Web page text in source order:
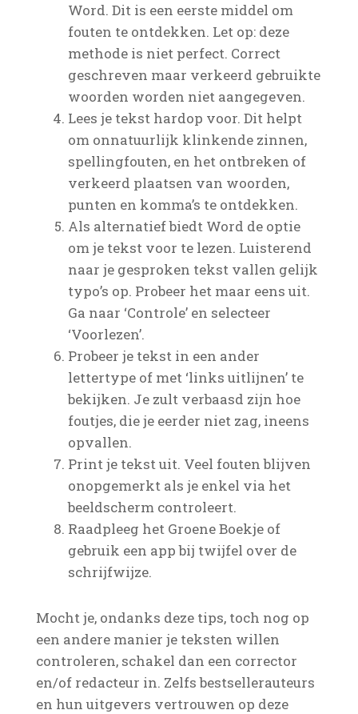
Word. Dit is een eerste middel om
fouten te ontdekken. Let op: deze
methode is niet perfect. Correct
geschreven maar verkeerd gebruikte
woorden worden niet aangegeven.
Lees je tekst hardop voor. Dit helpt
om onnatuurlijk klinkende zinnen,
spellingfouten, en het ontbreken of
verkeerd plaatsen van woorden,
punten en komma’s te ontdekken.
Als alternatief biedt Word de optie
om je tekst voor te lezen. Luisterend
naar je gesproken tekst vallen gelijk
typo’s op. Probeer het maar eens uit.
Ga naar ‘Controle’ en selecteer
‘Voorlezen’.
Probeer je tekst in een ander
lettertype of met ‘links uitlijnen’ te
bekijken. Je zult verbaasd zijn hoe
foutjes, die je eerder niet zag, ineens
opvallen.
Print je tekst uit. Veel fouten blijven
onopgemerkt als je enkel via het
beeldscherm controleert.
Raadpleeg het Groene Boekje of
gebruik een app bij twijfel over de
schrijfwijze.
Mocht je, ondanks deze tips, toch nog op
een andere manier je teksten willen
controleren, schakel dan een corrector
en/of redacteur in. Zelfs bestsellerauteurs
en hun uitgevers vertrouwen op deze